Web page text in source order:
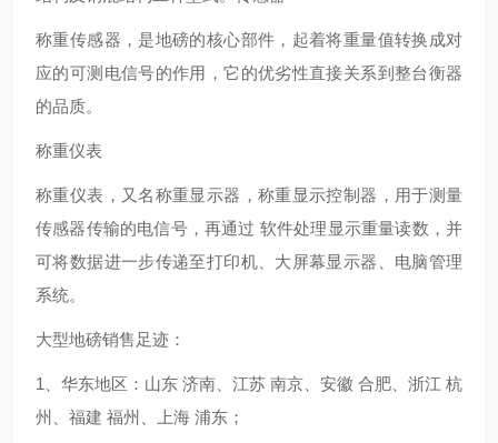
称重传感器，是地磅的核心部件，起着将重量值转换成对
应的可测电信号的作用，它的优劣性直接关系到整台衡器
的品质。
称重仪表
称重仪表，又名称重显示器，称重显示控制器，用于测量
传感器传输的电信号，再通过 软件处理显示重量读数，并
可将数据进一步传递至打印机、大屏幕显示器、电脑管理
系统。
大型地磅销售足迹：
1、华东地区：山东 济南、江苏 南京、安徽 合肥、浙江 杭
州、福建 福州、上海 浦东；